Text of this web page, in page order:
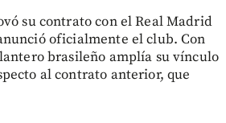
su contrato con el Real Madrid
oficialmente el club. Con
brasileño amplía su vínculo
al contrato anterior, que